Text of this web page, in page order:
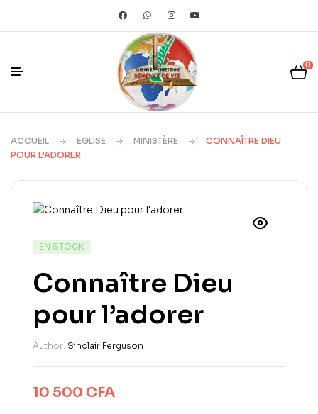
0
ACCUEIL EGLISE MINISTÈRE
CONNAÎTRE DIEU
POUR L’ADORER
EN STOCK
Connaître Dieu
pour l’adorer
Author: Sinclair Ferguson
10 500 CFA